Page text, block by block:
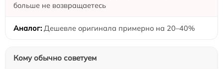
больше не возвращаетесь
Дешевле оригинала примерно на 20–40%
Кому обычно советуем